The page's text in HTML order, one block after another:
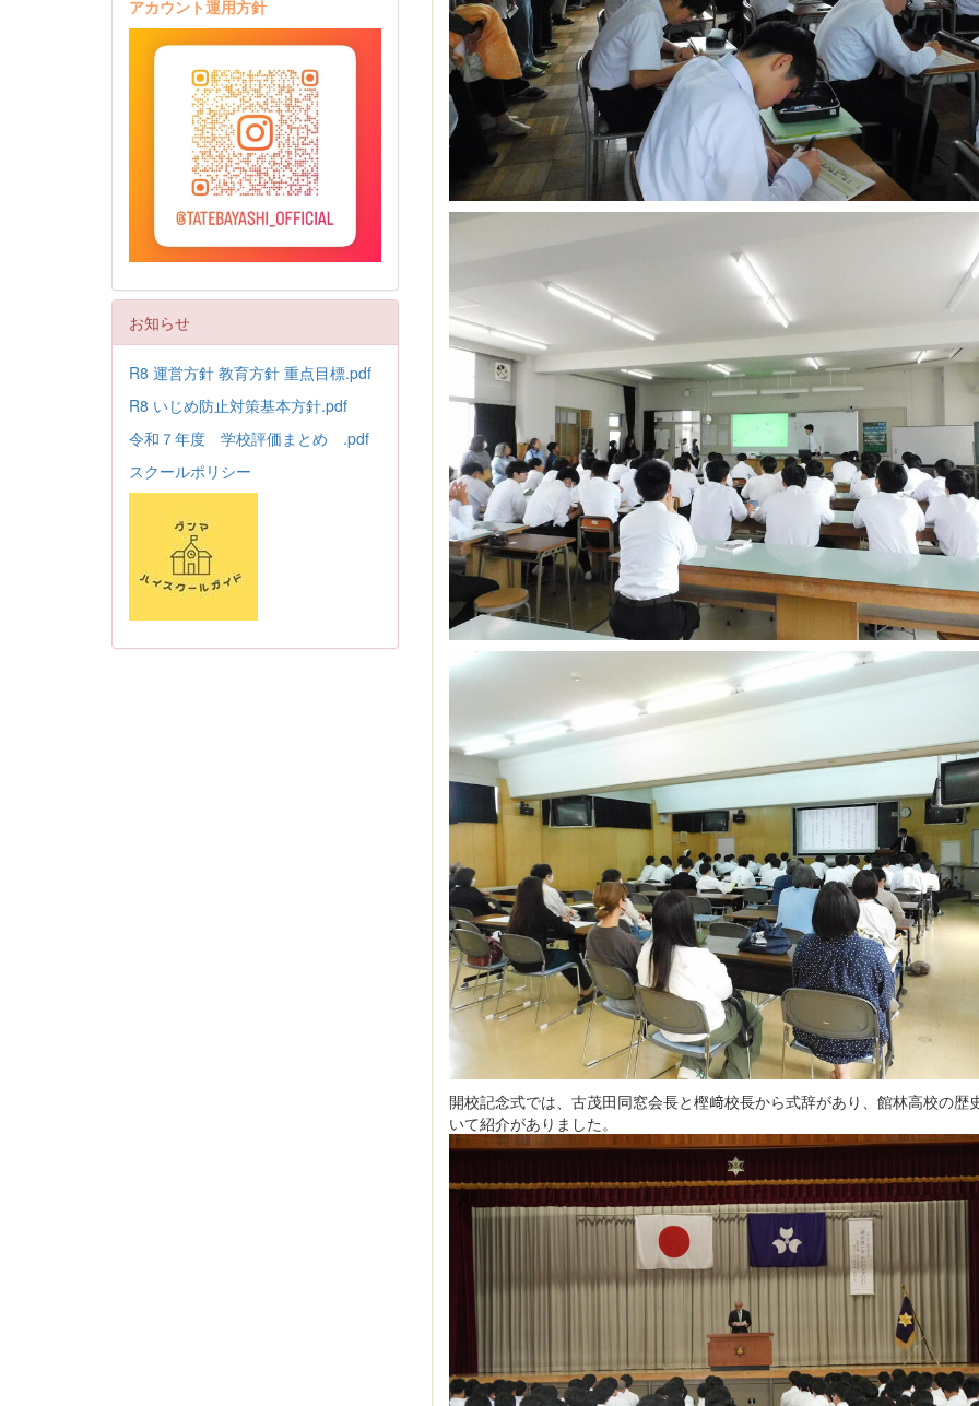
開校記念式では、古茂田同窓会長と樫﨑校長から式辞があり、館林高校の歴
いて紹介がありました。
アカウント運用方針
お知らせ
R8 運営方針 教育方針 重点目標.pdf
R8 いじめ防止対策基本方針.pdf
令和７年度 学校評価まとめ .pdf
スクールポリシー